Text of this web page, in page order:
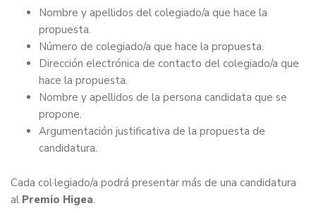
Nombre y apellidos del colegiado/a que hace la
propuesta.
Número de colegiado/a que hace la propuesta.
Dirección electrónica de contacto del colegiado/a que
hace la propuesta.
Nombre y apellidos de la persona candidata que se
propone.
Argumentación justificativa de la propuesta de
candidatura.
Cada col·legiado/a podrá presentar más de una candidatura
al Premio Higea.